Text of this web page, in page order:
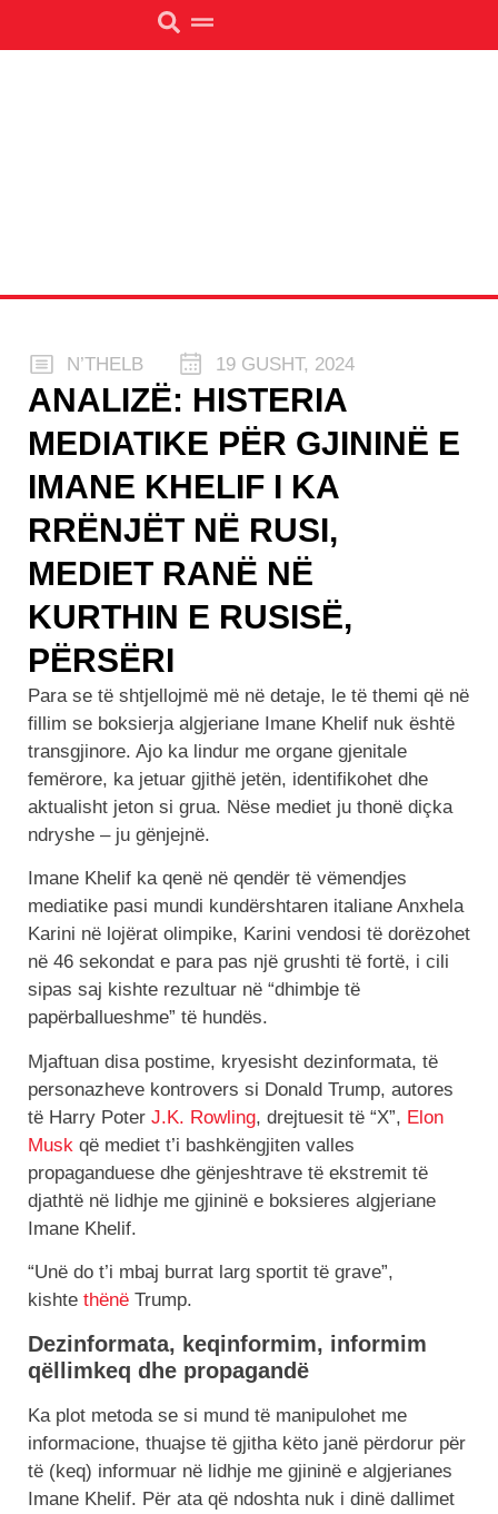
N’THELB 19 GUSHT, 2024
ANALIZË: HISTERIA
MEDIATIKE PËR GJININË E
IMANE KHELIF I KA
RRËNJËT NË RUSI,
MEDIET RANË NË
KURTHIN E RUSISË,
PËRSËRI
Para se të shtjellojmë më në detaje, le të themi që në
fillim se boksierja algjeriane Imane Khelif nuk është
transgjinore. Ajo ka lindur me organe gjenitale
femërore, ka jetuar gjithë jetën, identifikohet dhe
aktualisht jeton si grua. Nëse mediet ju thonë diçka
ndryshe – ju gënjejnë.
Imane Khelif ka qenë në qendër të vëmendjes
mediatike pasi mundi kundërshtaren italiane Anxhela
Karini në lojërat olimpike, Karini vendosi të dorëzohet
në 46 sekondat e para pas një grushti të fortë, i cili
sipas saj kishte rezultuar në “dhimbje të
papërballueshme” të hundës.
Mjaftuan disa postime, kryesisht dezinformata, të
personazheve kontrovers si Donald Trump, autores
të Harry Poter J.K. Rowling, drejtuesit të “X”, Elon
Musk që mediet t’i bashkëngjiten valles
propaganduese dhe gënjeshtrave të ekstremit të
djathtë në lidhje me gjininë e boksieres algjeriane
Imane Khelif.
“Unë do t’i mbaj burrat larg sportit të grave”,
kishte thënë Trump.
Dezinformata, keqinformim, informim
qëllimkeq dhe propagandë
Ka plot metoda se si mund të manipulohet me
informacione, thuajse të gjitha këto janë përdorur për
të (keq) informuar në lidhje me gjininë e algjerianes
Imane Khelif. Për ata që ndoshta nuk i dinë dallimet